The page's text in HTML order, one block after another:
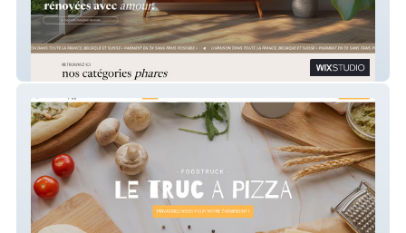
Mon joli meuble